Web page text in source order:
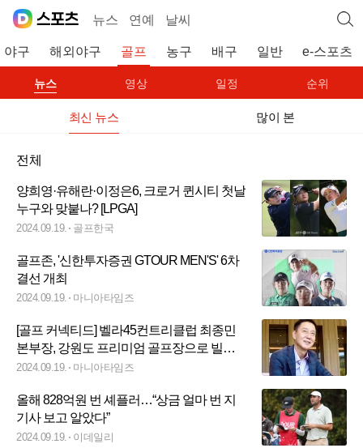
뉴스 연예 날씨
야구 해외야구 골프 농구 배구 일반 e-스포츠
뉴스 영상 일정 순위
최신 뉴스 많이 본
전체
양희영·유해란·이정은6, 크로거 퀸시티 첫날
누구와 맞붙나? [LPGA]
2024.09.19. 골프한국
골프존, '신한투자증권 GTOUR MEN'S' 6차
결선 개최
2024.09.19. 마니아타임즈
[골프 커넥티드] 벨라45컨트리클럽 최종민
본부장, 강원도 프리미엄 골프장으로 빌드
업 시작
2024.09.19. 마니아타임즈
올해 828억원 번 셰플러…“상금 얼마 번 지
기사 보고 알았다”
2024.09.19. 이데일리